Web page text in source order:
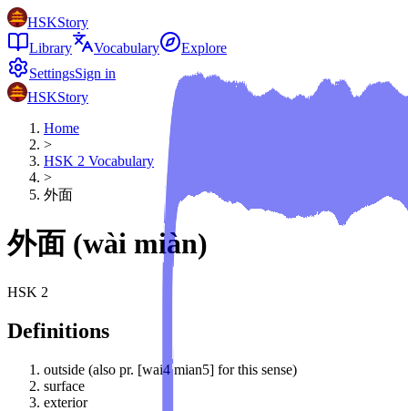
HSKStory
Library
Vocabulary
Explore
SettingsSign in
HSKStory
Home
>
HSK 2 Vocabulary
>
外面
外面 (wài miàn)
HSK 2
Definitions
outside (also pr. [wai4 mian5] for this sense)
surface
exterior